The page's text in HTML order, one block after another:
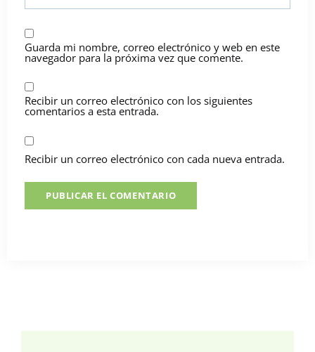
Guarda mi nombre, correo electrónico y web en este
navegador para la próxima vez que comente.
Recibir un correo electrónico con los siguientes
comentarios a esta entrada.
Recibir un correo electrónico con cada nueva entrada.